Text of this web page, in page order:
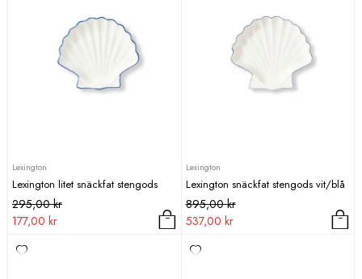
Lexington
Lexington litet snäckfat stengods
295,00kr
Det
ursprungliga
var:
177,00 kr
Det
nuvarande
är:
Lexington
Lexington snäckfat stengods vit/blå
895,00kr
Det
ursprungliga
var:
537,00 kr
Det
nuvarande
är: